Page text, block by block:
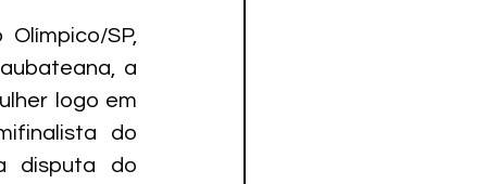
SP,
a
logo em
do
disputa do